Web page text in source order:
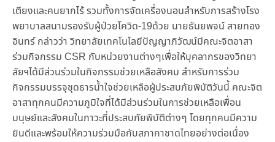
เตียงและคนยากไร้ รวมทั้งการจัดเครื่องนอนสำหรับการสร้างโรง
พยาบาลสนามรองรับผู้ป่วยโควิด-19ด้วย นายธันยพจน์ สายทอง
อินทร์ กล่าวว่า วิทยาลัยเทคโนโลยีปัญญาภิวัฒน์มีคณะจิตอาสา
ร่วมกิจกรรม CSR กับหน่วยงานต่างๆเพื่อให้บุคลากรของวิทยา
ลัยฯได้มีส่วนร่วมในกิจกรรมช่วยเหลือสังคม สำหรับการร่วม
กิจกรรมบรรจุชุดธารน้ำใจช่วยเหลือผู้ประสบภัยพิบัติวันนี้ คณะจิต
อาสาทุกคนมีความภูมิใจที่ได้มีส่วนร่วมในการช่วยเหลือเพื่อน
มนุษย์และสังคมในภาวะที่ประสบภัยพิบัติต่างๆ โดยทุกคนมีความ
ยินดีและพร้อมให้ความร่วมมือกับสภากาชาดไทยอย่างต่อเนื่อง